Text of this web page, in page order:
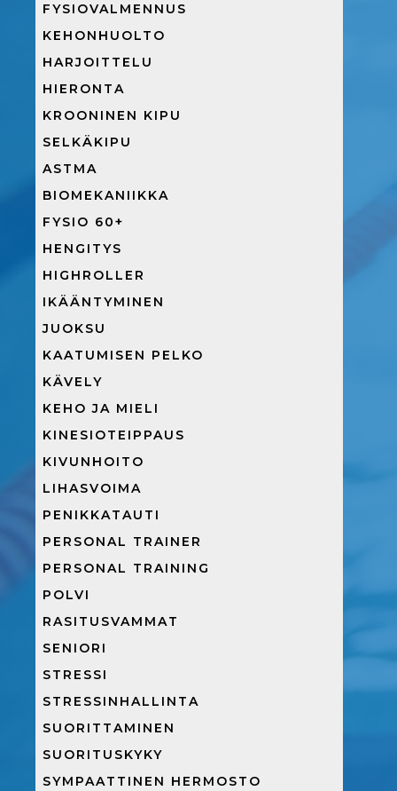
FYSIOVALMENNUS
KEHONHUOLTO
HARJOITTELU
HIERONTA
KROONINEN KIPU
SELKÄKIPU
ASTMA
BIOMEKANIIKKA
FYSIO 60+
HENGITYS
HIGHROLLER
IKÄÄNTYMINEN
JUOKSU
KAATUMISEN PELKO
KÄVELY
KEHO JA MIELI
KINESIOTEIPPAUS
KIVUNHOITO
LIHASVOIMA
PENIKKATAUTI
PERSONAL TRAINER
PERSONAL TRAINING
POLVI
RASITUSVAMMAT
SENIORI
STRESSI
STRESSINHALLINTA
SUORITTAMINEN
SUORITUSKYKY
SYMPAATTINEN HERMOSTO